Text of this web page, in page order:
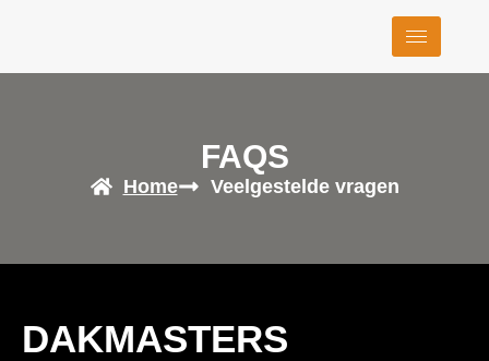
FAQS
Home Veelgestelde vragen
DAKMASTERS